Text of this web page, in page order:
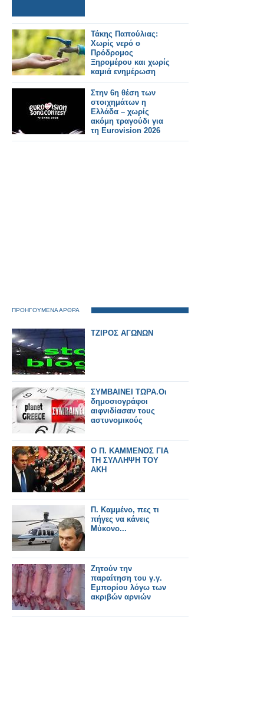
Τάκης Παπούλιας:
Χωρίς νερό ο
Πρόδρομος
Ξηρομέρου και χωρίς
καμιά ενημέρωση
Στην 6η θέση των
στοιχημάτων η
Ελλάδα – χωρίς
ακόμη τραγούδι για
τη Eurovision 2026
ΠΡΟΗΓΟΥΜΕΝΑ ΑΡΘΡΑ
ΤΖΙΡΟΣ ΑΓΩΝΩΝ
ΣΥΜΒΑΙΝΕΙ ΤΩΡΑ.Οι
δημοσιογράφοι
αιφνιδίασαν τους
αστυνομικούς
Ο Π. ΚΑΜΜΕΝΟΣ ΓΙΑ
ΤΗ ΣΥΛΛΗΨΗ ΤΟΥ
ΑΚΗ
Π. Καμμένο, πες τι
πήγες να κάνεις
Μύκονο...
Ζητούν την
παραίτηση του γ.γ.
Εμπορίου λόγω των
ακριβών αρνιών